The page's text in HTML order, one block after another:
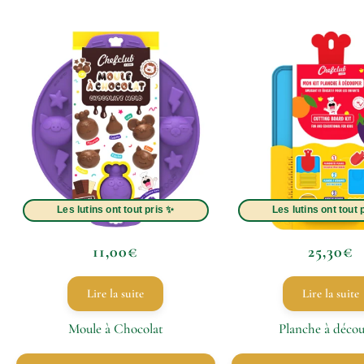
11,00€
Lire la suite
Moule à Chocolat
25,30€
Lire la suite
Planche à